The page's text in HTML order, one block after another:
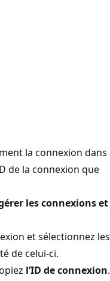
la connexion dans
de la connexion que
les connexions et
et sélectionnez les
de celui-ci.
l’ID de connexion.